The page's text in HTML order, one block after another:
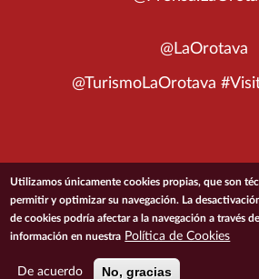
@LaOrotava
@TurismoLaOrotava
© 2026 Ayuntamiento de la
ACCESIBILIDADCONDICIONES DE USO
Utilizamos únicamente cookies propias, que son
permitir y optimizar su navegación. La
de cookies podría afectar a la navegación a través
información en nuestra Política de Cookies
De acuerdo No, gracias